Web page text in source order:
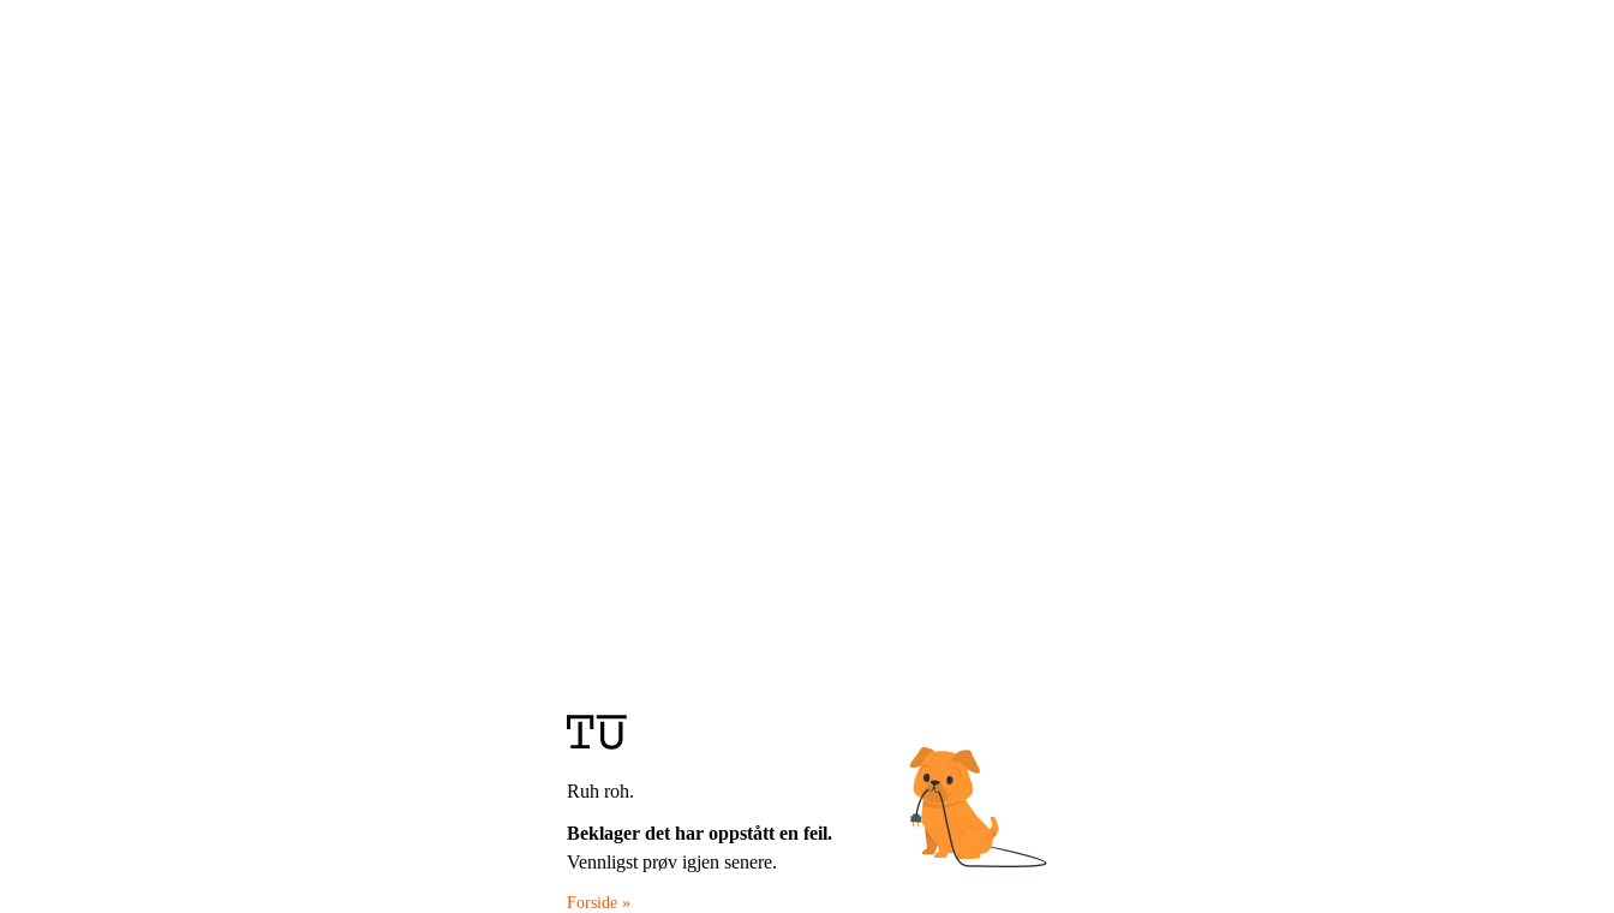
Ruh roh.
Beklager det har oppstått en feil.
Vennligst prøv igjen senere.
Forside »